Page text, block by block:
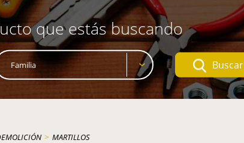
que estás buscando
Buscar
> MARTILLOS